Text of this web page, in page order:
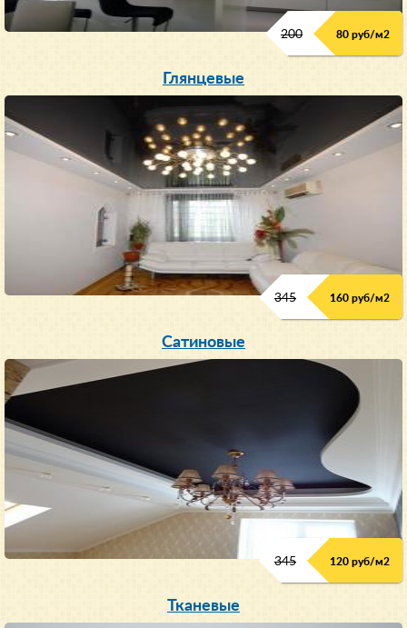
200 80 руб/м2
Глянцевые
345 160 руб/м2
Сатиновые
345 120 руб/м2
Тканевые